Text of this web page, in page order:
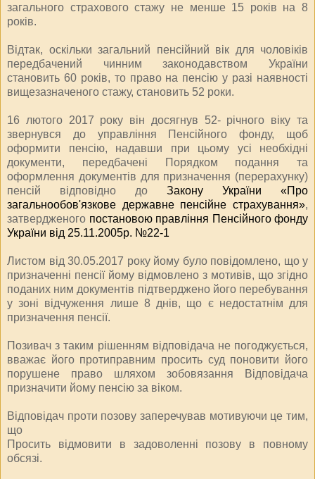
загального страхового стажу не менше 15 років на 8
років.
Відтак, оскільки загальний пенсійний вік для чоловіків
передбачений чинним законодавством України
становить 60 років, то право на пенсію у разі наявності
вищезазначеного стажу, становить 52 роки.
16 лютого 2017 року він досягнув 52- річного віку та
звернувся до управління Пенсійного фонду, щоб
оформити пенсію, надавши при цьому усі необхідні
документи, передбачені Порядком подання та
оформлення документів для призначення (перерахунку)
пенсій відповідно до Закону України «Про
загальнообов'язкове державне пенсійне страхування»,
затвердженого постановою правління Пенсійного фонду
України від 25.11.2005р. №22-1
Листом від 30.05.2017 року йому було повідомлено, що у
призначенні пенсії йому відмовлено з мотивів, що згідно
поданих ним документів підтверджено його перебування
у зоні відчуження лише 8 днів, що є недостатнім для
призначення пенсії.
Позивач з таким рішенням відповідача не погоджується,
вважає його протиправним просить суд поновити його
порушене право шляхом зобовязання Відповідача
призначити йому пенсію за віком.
Відповідач проти позову заперечував мотивуючи це тим,
що
Просить відмовити в задоволенні позову в повному
обсязі.